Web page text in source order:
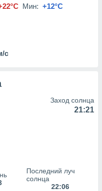
Мин: +12°C
с
Заход солнца
21:21
Последний луч
солнца
22:06